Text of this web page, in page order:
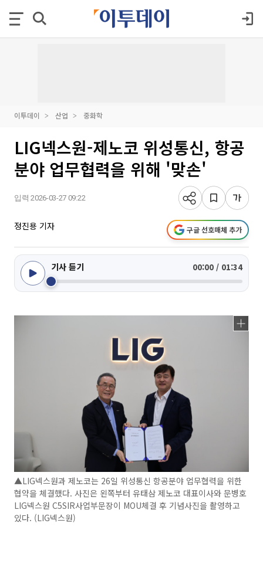
이투데이 산업 중화학
LIG넥스원-제노코 위성통신, 항공
분야 업무협력을 위해 '맞손'
입력 2026-03-27 09:22
정진용 기자 구글 선호매체 추가
기사 듣기 00:00 / 01:34
▲LIG넥스원과 제노코는 26일 위성통신 항공분야 업무협력을 위한
협약을 체결했다. 사진은 왼쪽부터 유태삼 제노코 대표이사와 문병호
LIG넥스원 C5SIR사업부문장이 MOU체결 후 기념사진을 촬영하고
있다. (LIG넥스원)